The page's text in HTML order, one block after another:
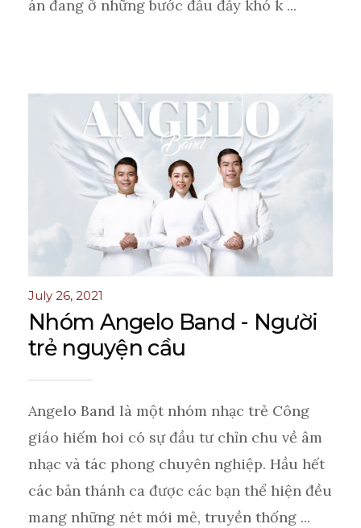
án đang ở những bước đầu đầy khó k ...
July 26, 2021
Nhóm Angelo Band - Người
trẻ nguyện cầu
Angelo Band là một nhóm nhạc trẻ Công
giáo hiếm hoi có sự đầu tư chỉn chu về âm
nhạc và tác phong chuyên nghiệp. Hầu hết
các bản thánh ca được các bạn thể hiện đều
mang những nét mới mẻ, truyền thống ...